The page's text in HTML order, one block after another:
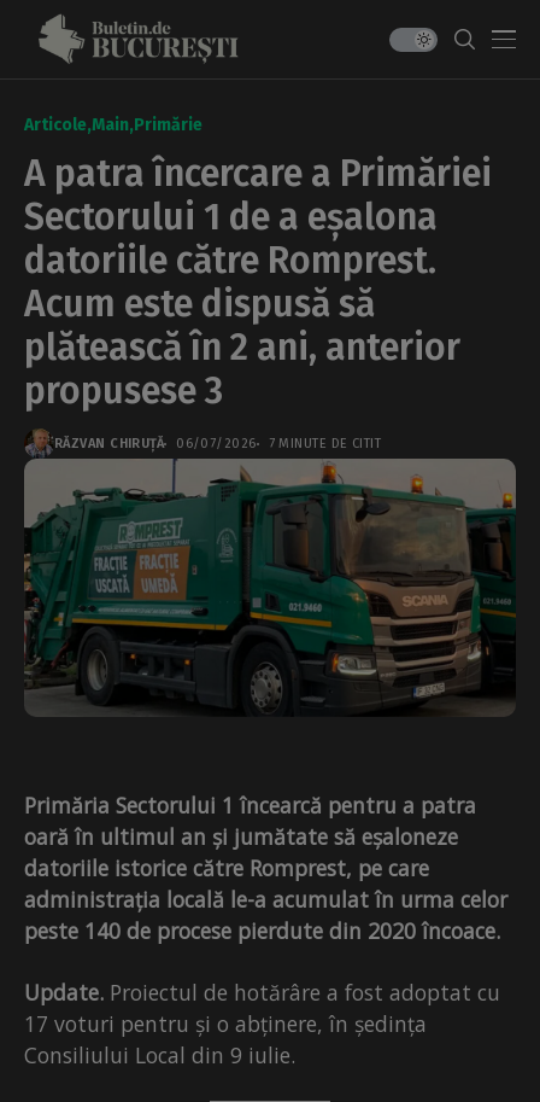
Articole Main Primărie
A patra încercare a Primăriei
Sectorului 1 de a eșalona
datoriile către Romprest.
Acum este dispusă să
plătească în 2 ani, anterior
propusese 3
RĂZVAN CHIRUȚĂ 06/07/2026 7 MINUTE DE CITIT
Primăria Sectorului 1 încearcă pentru a patra
oară în ultimul an și jumătate să eșaloneze
datoriile istorice către Romprest, pe care
administrația locală le-a acumulat în urma celor
peste 140 de procese pierdute din 2020 încoace.
Update. Proiectul de hotărâre a fost adoptat cu
17 voturi pentru și o abținere, în ședința
Consiliului Local din 9 iulie.